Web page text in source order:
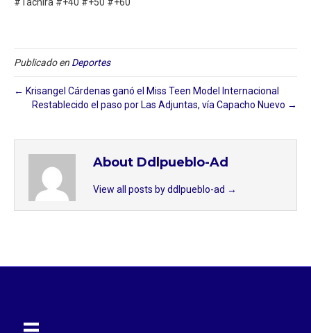
Publicado en Deportes
← Krisangel Cárdenas ganó el Miss Teen Model Internacional
Restablecido el paso por Las Adjuntas, vía Capacho Nuevo →
About Ddlpueblo-Ad
View all posts by ddlpueblo-ad →